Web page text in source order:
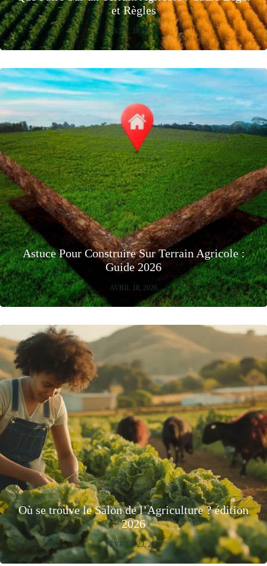
et Règles
AVRIL 19, 2026
Astuce Pour Construire Sur Terrain Agricole :
Guide 2026
AVRIL 18, 2026
Où se trouve le Salon de l’Agriculture ? édition
2026
FÉVRIER 23, 2026